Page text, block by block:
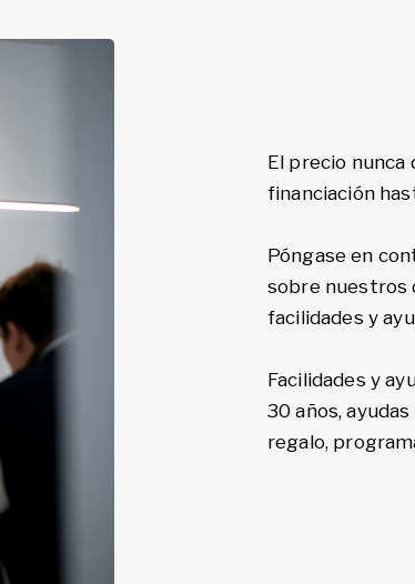
El precio nunca
financiación
Póngase en
sobre nuestros
facilidades y
Facilidades y
30 años,
regalo,